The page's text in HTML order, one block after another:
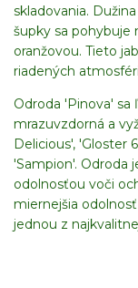
skladovania.
šupky sa pohybuje
oranžovou. Tieto
riadených
Odroda 'Pinova' sa
mrazuvzdorná a
Delicious', 'Gloster
'Sampion'. Odroda
odolnosťou voči
miernejšia
jednou z